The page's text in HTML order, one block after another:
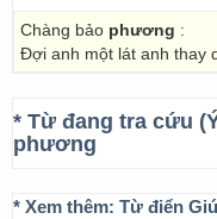
Chàng bảo phương :
Đợi anh một lát anh thay
* Từ đang tra cứu
phương
* Xem thêm: Từ điển